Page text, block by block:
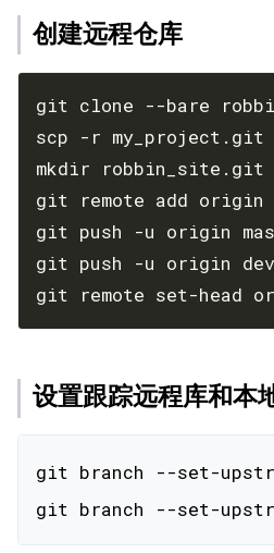
创建远程仓库
git clone --bare
scp -r
mkdir robbin_site.git
git remote add
git push -u origin
git push -u origin
git remote set-head
设置跟踪远程库和本
git branch --set-
git branch --set-